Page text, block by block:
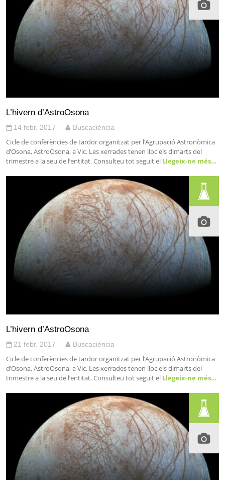
L’hivern d’AstroOsona
14 febr. 2017 Buscaciència
Cicle de conferències de tardor organitzat per l’Agrupació Astronòmica
d’Osona, AstroOsona, a Vic. Les xerrades tenen lloc els dimarts del
trimestre a la seu de l’entitat. Consulteu tot seguit el Llegeix-ne més…
L’hivern d’AstroOsona
21 febr. 2017 Buscaciència
Cicle de conferències de tardor organitzat per l’Agrupació Astronòmica
d’Osona, AstroOsona, a Vic. Les xerrades tenen lloc els dimarts del
trimestre a la seu de l’entitat. Consulteu tot seguit el Llegeix-ne més…